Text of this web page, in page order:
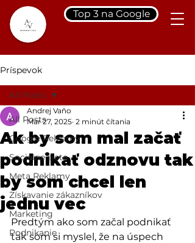
Top 3 na Google
Príspevok
All Posts
Google Reklamy
Sociálne siete
Meta Reklamy
Získavanie zákazníkov
Marketing
Podnikanie
All Posts
Ak by som mal začať
podnikať odznovu tak
by som chcel len
jednu vec
Andrej Vaňo
Mar 27, 2025 2 minút čítania
Predtým ako som začal podnikať
tak som si myslel, že na úspech